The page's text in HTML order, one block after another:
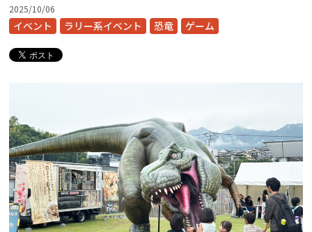
2025/10/06
イベント ラリー系イベント 恐竜 ゲーム